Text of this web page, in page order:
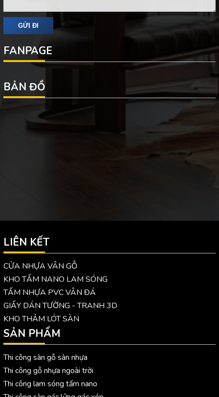
FANPAGE
BẢN ĐỒ
LIÊN KẾT
CỬA NHỰA VÂN GỖ
KHO TẤM NANO LAM SÓNG
TẤM NHỰA PVC VÂN ĐÁ
GIẤY DÁN TƯỜNG - TRANH 3D
KHO THẢM LÓT SÀN
SẢN PHẨM
Thi công sàn gỗ sàn nhựa
Thi công gỗ nhựa ngoài trời
Thi công lam sóng tấm nano